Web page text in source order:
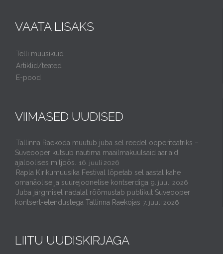
VAATA LISAKS
Telli muusikuid
Artiklid/teated
E-pood
VIIMASED UUDISED
Tallinna Raekoda muutub juba sel reedel ooperiteatriks –
Suveooper kutsub nautima maailmakuulsaid aariaid
ajaloolises miljöös.
16. juuli 2026
Rapla Kirikumuusika Festival lõpetab sel aastal kahe
omanäolise ja suurejoonelise kontserdiga 9. juuli 2026
Juba järgmisel nädalal rõõmustab publikut Suveooper
kontsert-etendustega Tallinna Raekojas 7. juuli 2026
LIITU UUDISKIRJAGA